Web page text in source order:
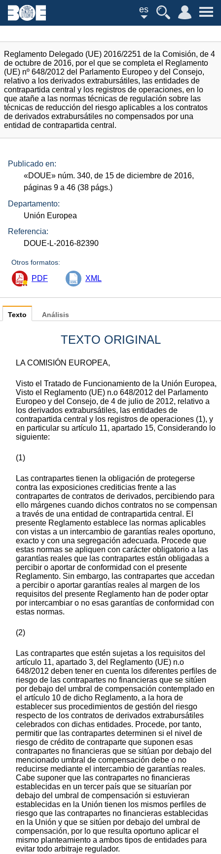
es
Reglamento Delegado (UE) 2016/2251 de la Comisión, de 4
de octubre de 2016, por el que se completa el Reglamento
(UE) nº 648/2012 del Parlamento Europeo y del Consejo,
relativo a los derivados extrabursátiles, las entidades de
contrapartida central y los registros de operaciones, en lo
que atañe a las normas técnicas de regulación sobre las
técnicas de reducción del riesgo aplicables a los contratos
de derivados extrabursátiles no compensados por una
entidad de contrapartida central.
Publicado en:
«DOUE» núm. 340, de 15 de diciembre de 2016,
páginas 9 a 46 (38 págs.)
Departamento:
Unión Europea
Referencia:
DOUE-L-2016-82390
Otros formatos:
PDF XML
Texto
TEXTO ORIGINAL
LA COMISIÓN EUROPEA,
Visto el Tratado de Funcionamiento de la Unión Europea,
Visto el Reglamento (UE) n.o 648/2012 del Parlamento
Europeo y del Consejo, de 4 de julio de 2012, relativo a
los derivados extrabursátiles, las entidades de
contrapartida central y los registros de operaciones (1), y
en particular su artículo 11, apartado 15, Considerando lo
siguiente:
(1)
Las contrapartes tienen la obligación de protegerse
contra las exposiciones crediticias frente a las
contrapartes de contratos de derivados, percibiendo para
ello márgenes cuando dichos contratos no se compensan
a través de una entidad de contrapartida central. El
presente Reglamento establece las normas aplicables
con vistas a un intercambio de garantías reales oportuno,
exacto y con una segregación adecuada. Procede que
estas normas se apliquen con carácter obligatorio a las
garantías reales que las contrapartes están obligadas a
percibir o aportar de conformidad con el presente
Reglamento. Sin embargo, las contrapartes que accedan
a percibir o aportar garantías reales al margen de los
requisitos del presente Reglamento han de poder optar
por intercambiar o no esas garantías de conformidad con
estas normas.
(2)
Las contrapartes que estén sujetas a los requisitos del
artículo 11, apartado 3, del Reglamento (UE) n.o
648/2012 deben tener en cuenta los diferentes perfiles de
riesgo de las contrapartes no financieras que se sitúen
por debajo del umbral de compensación contemplado en
el artículo 10 de dicho Reglamento, a la hora de
establecer sus procedimientos de gestión del riesgo
respecto de los contratos de derivados extrabursátiles
celebrados con dichas entidades. Procede, por tanto,
permitir que las contrapartes determinen si el nivel de
riesgo de crédito de contraparte que suponen esas
contrapartes no financieras que se sitúan por debajo del
mencionado umbral de compensación debe o no
reducirse mediante el intercambio de garantías reales.
Cabe suponer que las contrapartes no financieras
establecidas en un tercer país que se situarían por
debajo del umbral de compensación si estuvieran
establecidas en la Unión tienen los mismos perfiles de
riesgo que las contrapartes no financieras establecidas
en la Unión y que se sitúen por debajo del umbral de
compensación, por lo que resulta oportuno aplicar el
mismo planteamiento a ambos tipos de entidades para
evitar todo arbitraje regulador.
Análisis